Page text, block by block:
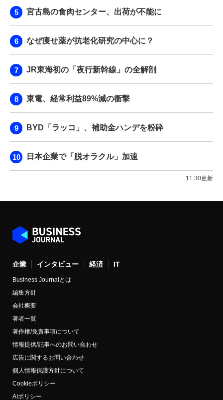
宮古島の食肉センター、出荷が不能に
なぜ痩せ薬が抗老化研究の中心に？
JR東海初の「夜行新幹線」の全解剖
東電、経常利益89%減の衝撃
BYD「ラッコ」、補助金ハンデを粉砕
日本企業で「脱オラクル」加速
11:30更新
企業 インタビュー 経済 IT
Business Journalとは
編集方針
会社概要
著者一覧
著作権/免責事項について
情報提供/記事へのお問い合わせ
広告に関するお問い合わせ
個人情報保護方針について
Cookieポリシー
AIポリシー